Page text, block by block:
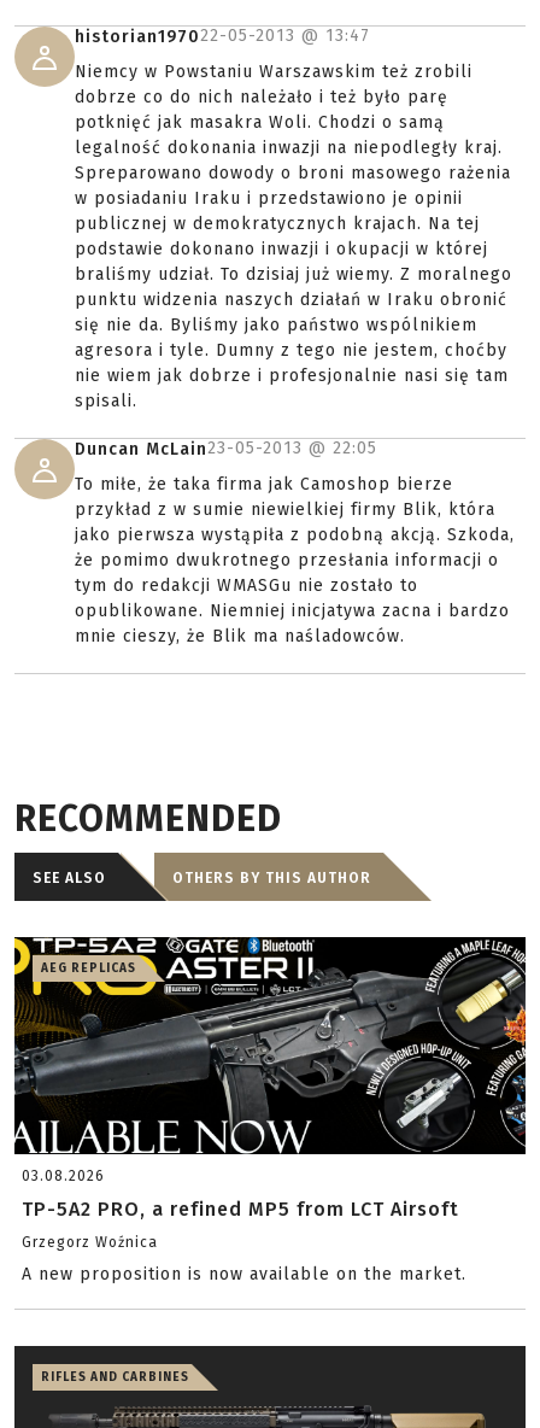
historian197022-05-2013 @ 13:47
Niemcy w Powstaniu Warszawskim też zrobili
dobrze co do nich należało i też było parę
potknięć jak masakra Woli. Chodzi o samą
legalność dokonania inwazji na niepodległy kraj.
Spreparowano dowody o broni masowego rażenia
w posiadaniu Iraku i przedstawiono je opinii
publicznej w demokratycznych krajach. Na tej
podstawie dokonano inwazji i okupacji w której
braliśmy udział. To dzisiaj już wiemy. Z moralnego
punktu widzenia naszych działań w Iraku obronić
się nie da. Byliśmy jako państwo wspólnikiem
agresora i tyle. Dumny z tego nie jestem, choćby
nie wiem jak dobrze i profesjonalnie nasi się tam
spisali.
Duncan McLain23-05-2013 @ 22:05
To miłe, że taka firma jak Camoshop bierze
przykład z w sumie niewielkiej firmy Blik, która
jako pierwsza wystąpiła z podobną akcją. Szkoda,
że pomimo dwukrotnego przesłania informacji o
tym do redakcji WMASGu nie zostało to
opublikowane. Niemniej inicjatywa zacna i bardzo
mnie cieszy, że Blik ma naśladowców.
RECOMMENDED
SEE ALSO OTHERS BY THIS AUTHOR
AEG REPLICAS
03.08.2026
TP-5A2 PRO, a refined MP5 from LCT Airsoft
Grzegorz Woźnica
A new proposition is now available on the market.
RIFLES AND CARBINES